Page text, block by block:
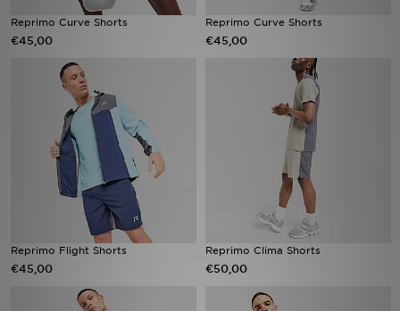
Reprimo Curve Shorts
€45,00
Reprimo Curve Shorts
€45,00
Reprimo Flight Shorts
€45,00
Reprimo Clima Shorts
€50,00
Download de app
Wie wij zijn